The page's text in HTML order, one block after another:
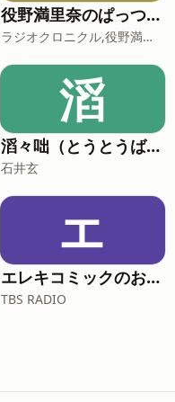
役野満里奈のぱっつもらじお♪
ラジオクロニクル,役野満里奈,Radio Chronicle,Marina Yakuno
滔
滔々咄（とうとうばなし）
石井玄
エ
エレキコミックのおーいエレマル
TBS RADIO